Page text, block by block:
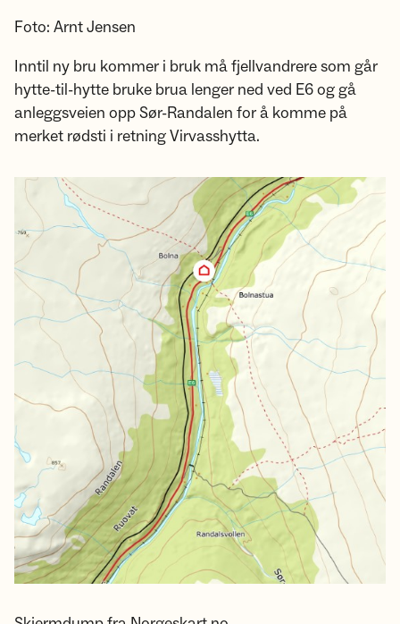
Foto: Arnt Jensen
Inntil ny bru kommer i bruk må fjellvandrere som går
hytte-til-hytte bruke brua lenger ned ved E6 og gå
anleggsveien opp Sør-Randalen for å komme på
merket rødsti i retning Virvasshytta.